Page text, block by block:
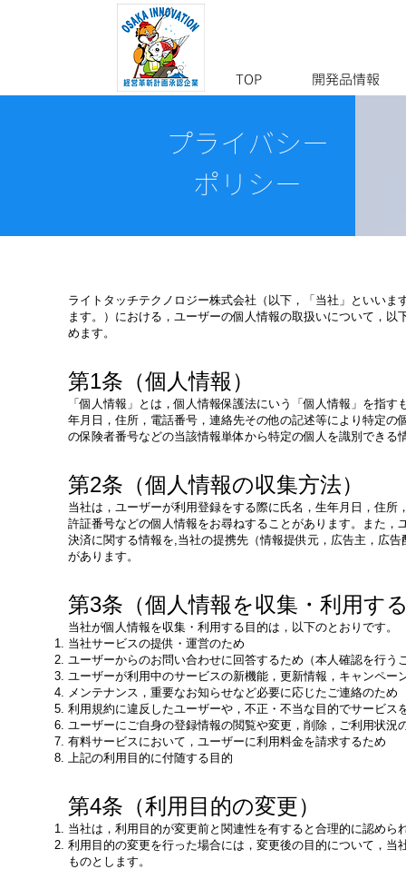
TOP 開発品情報
プライバシー
ポリシー
ライトタッチテクノロジー株式会社（以下，「当社」といい
ます。）における，ユーザーの個人情報の取扱いについて，
めます。
第1条（個人情報）
「個人情報」とは，個人情報保護法にいう「個人情報」を指
年月日，住所，電話番号，連絡先その他の記述等により特定
の保険者番号などの当該情報単体から特定の個人を識別できる
第2条（個人情報の収集方法）
当社は，ユーザーが利用登録をする際に氏名，生年月日，住
許証番号などの個人情報をお尋ねすることがあります。また
決済に関する情報を,当社の提携先（情報提供元，広告主，広
があります。
第3条（個人情報を収集・利用す
当社が個人情報を収集・利用する目的は，以下のとおりです。
当社サービスの提供・運営のため
ユーザーからのお問い合わせに回答するため（本人確認を行う
ユーザーが利用中のサービスの新機能，更新情報，キャンペ
メンテナンス，重要なお知らせなど必要に応じたご連絡のため
利用規約に違反したユーザーや，不正・不当な目的でサービ
ユーザーにご自身の登録情報の閲覧や変更，削除，ご利用状況
有料サービスにおいて，ユーザーに利用料金を請求するため
上記の利用目的に付随する目的
第4条（利用目的の変更）
当社は，利用目的が変更前と関連性を有すると合理的に認め
利用目的の変更を行った場合には，変更後の目的について，
ものとします。